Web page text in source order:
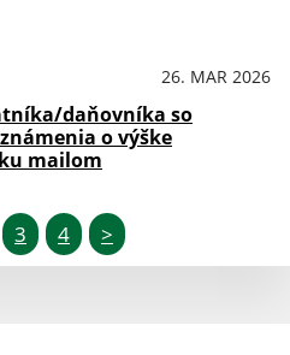
26. MAR 2026
daňovníka so
o výške
mailom
3 4 >